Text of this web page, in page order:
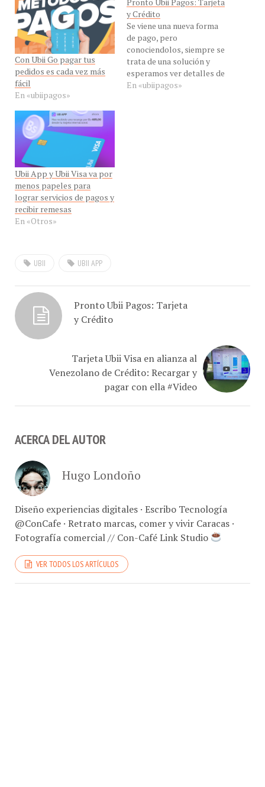
Con Ubii Go pagar tus
pedidos es cada vez más
fácil
En «ubiipagos»
y Crédito
Se viene una nueva forma
de pago, pero
conociendolos, siempre se
trata de una solución y
esperamos ver detalles de
lo que proponen
En «ubiipagos»
Ubii App y Ubii Visa va por
menos papeles para
lograr servicios de pagos y
recibir remesas
En «Otros»
y Crédito
Venezolano de Crédito: Recargar y
pagar con ella #Video
ACERCA DEL AUTOR
Hugo Londoño
@ConCafe · Retrato marcas, comer y vivir Caracas ·
Fotografía comercial // Con-Café Link Studio
VER TODOS LOS ARTÍCULOS